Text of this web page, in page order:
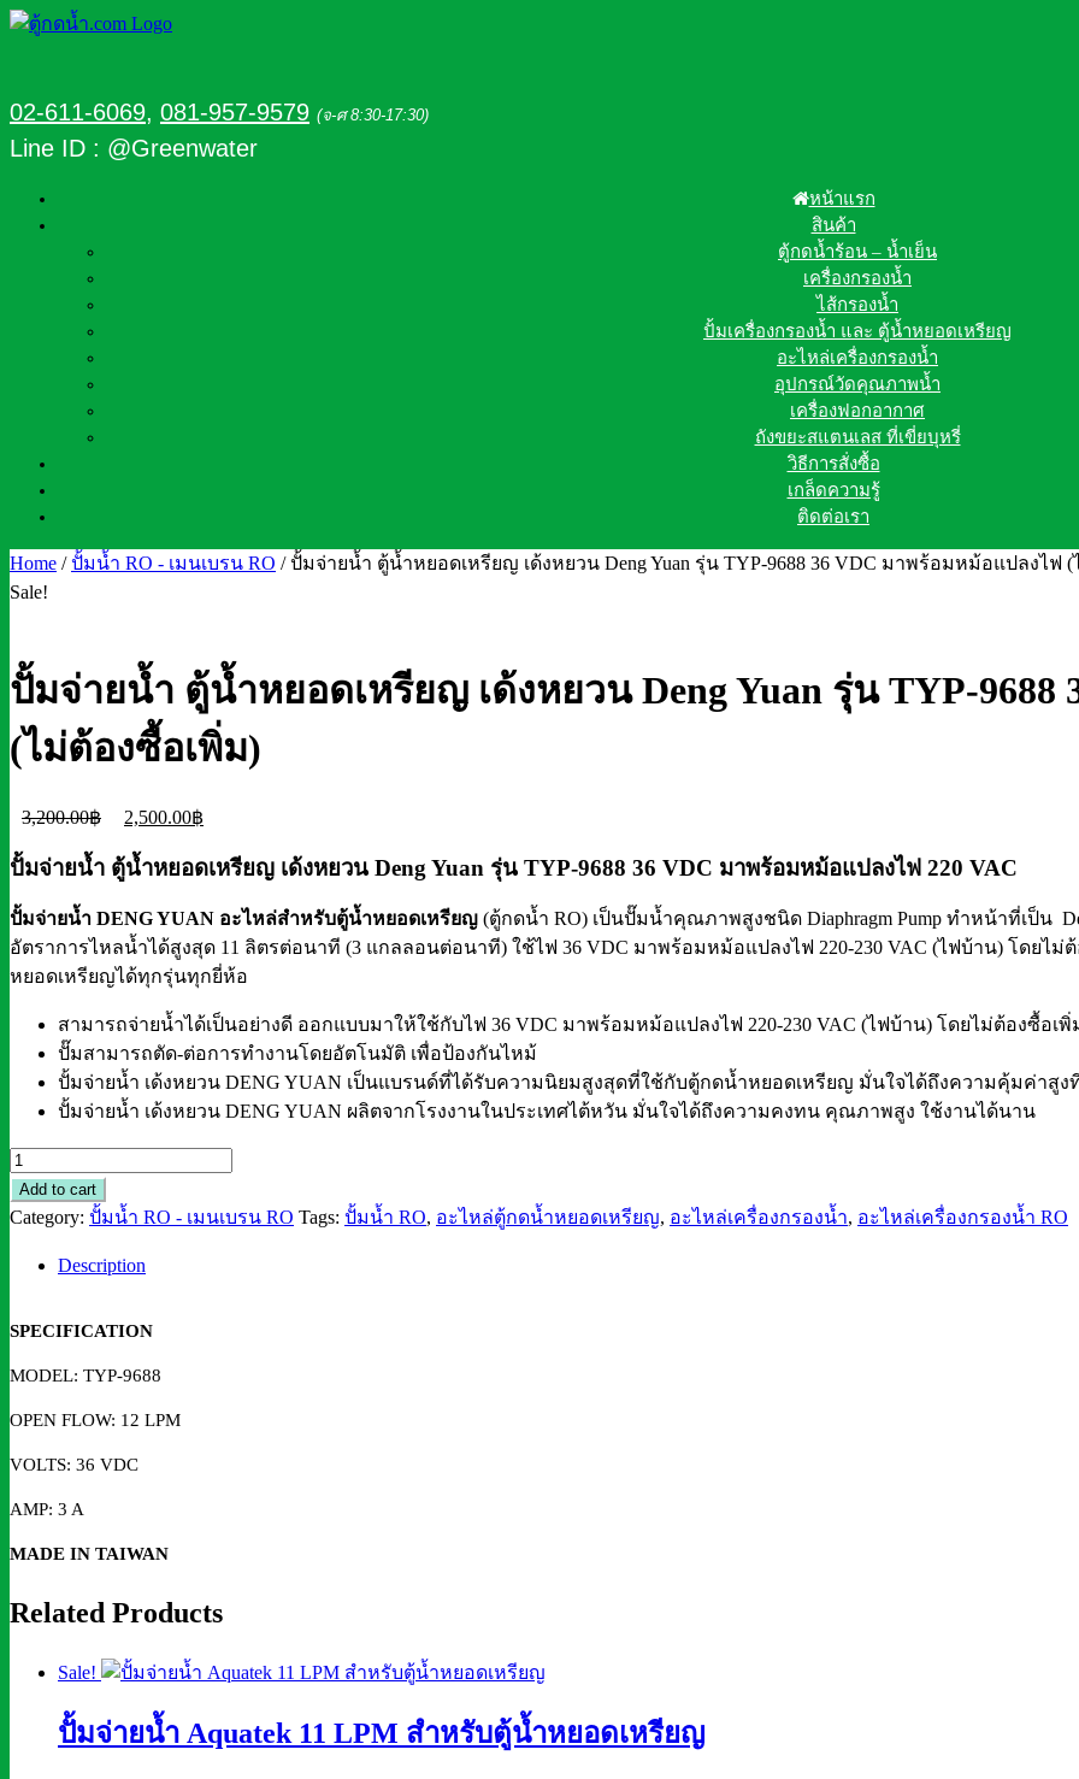
02-611-6069, 081-957-9579 (จ-ศ 8:30-17:30)
Line ID : @Greenwater
หน้าแรก
สินค้า
ตู้กดน้ำร้อน – น้ำเย็น
เครื่องกรองน้ำ
ไส้กรองน้ำ
ปั้มเครื่องกรองน้ำ และ ตู้น้ำหยอดเหรียญ
อะไหล่เครื่องกรองน้ำ
อุปกรณ์วัดคุณภาพน้ำ
เครื่องฟอกอากาศ
ถังขยะสแตนเลส ที่เขี่ยบุหรี่
วิธีการสั่งซื้อ
เกล็ดความรู้
ติดต่อเรา
Home /ปั้มน้ำ RO - เมนเบรน RO / ปั้มจ่ายน้ำ ตู้น้ำหยอดเหรียญ เด้งหยวน Deng Yuan รุ่น TYP-9688 36 VDC มาพร้อมหม้อแปลงไฟ
Sale!
ปั้มจ่ายน้ำ ตู้น้ำหยอดเหรียญ เด้งหยวน Deng Yuan รุ่น TYP-
(ไม่ต้องซื้อเพิ่ม)
3,200.00฿
Original
was:
2,500.00฿
is:
2,500.00฿.
ปั้มจ่ายน้ำ ตู้น้ำหยอดเหรียญ เด้งหยวน Deng Yuan รุ่น TYP-9688 36 VDC มาพร้อมหม้อแปลงไฟ 220 VAC
ปั้มจ่ายน้ำ DENG YUAN อะไหล่สำหรับตู้น้ำหยอดเหรียญ (ตู้กดน้ำ RO) เป็นปั๊มน้ำคุณภาพสูงชนิด Diaphragm Pump ทำหน้าที่เป็น
อัตราการไหลน้ำได้สูงสุด 11 ลิตรต่อนาที (3 แกลลอนต่อนาที) ใช้ไฟ 36 VDC มาพร้อมหม้อแปลงไฟ 220-230 VAC (ไฟบ้าน) โดยไ
หยอดเหรียญได้ทุกรุ่นทุกยี่ห้อ
สามารถจ่ายน้ำได้เป็นอย่างดี ออกแบบมาให้ใช้กับไฟ 36 VDC มาพร้อมหม้อแปลงไฟ 220-230 VAC (ไฟบ้าน) โดยไม่ต้องซื้อเพิ่
ปั๊มสามารถตัด-ต่อการทำงานโดยอัตโนมัติ เพื่อป้องกันไหม้
ปั้มจ่ายน้ำ เด้งหยวน DENG YUAN เป็นแบรนด์ที่ได้รับความนิยมสูงสุดที่ใช้กับตู้กดน้ำหยอดเหรียญ มั่นใจได้ถึงความคุ้มค่าสูง
ปั้มจ่ายน้ำ เด้งหยวน DENG YUAN ผลิตจากโรงงานในประเทศไต้หวัน มั่นใจได้ถึงความคงทน คุณภาพสูง ใช้งานได้นาน
ปั้ม
จ่าย
น้ำ
เหรียญ
Deng
รุ่น
TYP-
36
มา
หม้อแปลงไฟ
Add to cart
Category: ปั้มน้ำ RO - เมนเบรน RO Tags: ปั้มน้ำ RO, อะไหล่ตู้กดน้ำหยอดเหรียญ, อะไหล่เครื่องกรองน้ำ, อะไหล่เครื่องกรองน้ำ RO
Description
SPECIFICATION
MODEL: TYP-9688
OPEN FLOW: 12 LPM
VOLTS: 36 VDC
AMP: 3 A
MADE IN TAIWAN
Related Products
Sale!
ปั้มจ่ายน้ำ Aquatek 11 LPM สำหรับตู้น้ำหยอดเหรียญ